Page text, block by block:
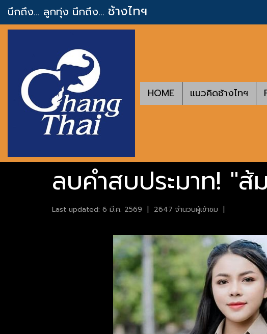
นึกถึง... ลูกทุ่ง นึกถึง... ช้างไทฯ
HOME แนวคิดช้างไทฯ
ลบคำสบประมาท! "
Last updated: 6 มี.ค. 2569 | 2647 จำนวนผู้เข้าชม |